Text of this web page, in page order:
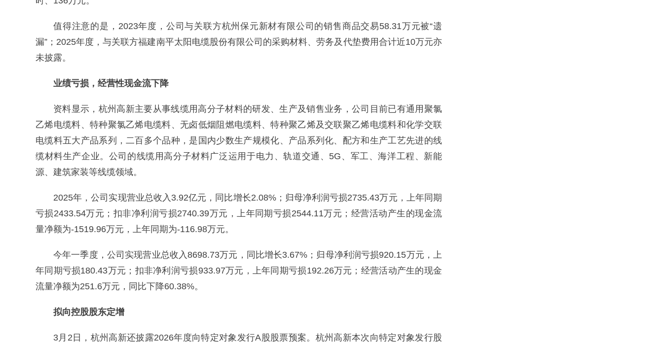
值得注意的是，2023年度，公司与关联方杭州保元新材有限公司的销售商品交易58.31万元被“遗
漏”；2025年度，与关联方福建南平太阳电缆股份有限公司的采购材料、劳务及代垫费用合计近10万元亦
未披露。
业绩亏损，经营性现金流下降
资料显示，杭州高新主要从事线缆用高分子材料的研发、生产及销售业务，公司目前已有通用聚氯
乙烯电缆料、特种聚氯乙烯电缆料、无卤低烟阻燃电缆料、特种聚乙烯及交联聚乙烯电缆料和化学交联
电缆料五大产品系列，二百多个品种，是国内少数生产规模化、产品系列化、配方和生产工艺先进的线
缆材料生产企业。公司的线缆用高分子材料广泛运用于电力、轨道交通、5G、军工、海洋工程、新能
源、建筑家装等线缆领域。
2025年，公司实现营业总收入3.92亿元，同比增长2.08%；归母净利润亏损2735.43万元，上年同期
亏损2433.54万元；扣非净利润亏损2740.39万元，上年同期亏损2544.11万元；经营活动产生的现金流
量净额为-1519.96万元，上年同期为-116.98万元。
今年一季度，公司实现营业总收入8698.73万元，同比增长3.67%；归母净利润亏损920.15万元，上
年同期亏损180.43万元；扣非净利润亏损933.97万元，上年同期亏损192.26万元；经营活动产生的现金
流量净额为251.6万元，同比下降60.38%。
拟向控股股东定增
3月2日，杭州高新还披露2026年度向特定对象发行A股股票预案。杭州高新本次向特定对象发行股